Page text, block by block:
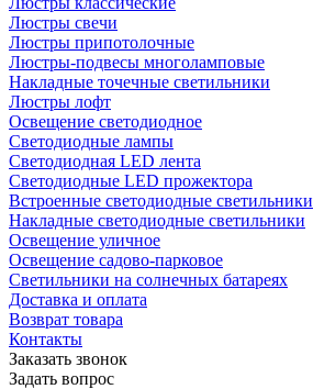
Люстры свечи
Люстры припотолочные
Люстры-подвесы многоламповые
Накладные точечные светильники
Люстры лофт
Освещение светодиодное
Светодиодные лампы
Светодиодная LED лента
Светодиодные LED прожектора
Встроенные светодиодные светильники
Накладные светодиодные светильники
Освещение уличное
Освещение садово-парковое
Светильники на солнечных батареях
Доставка и оплата
Возврат товара
Контакты
Заказать звонок
Задать вопрос